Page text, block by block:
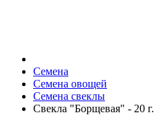
Семена
Семена овощей
Семена свеклы
Свекла "Борщевая" - 20 г.